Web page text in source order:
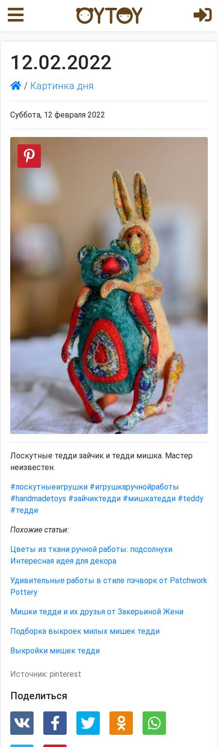
12.02.2022
/ Картинка дня
Суббота, 12 февраля 2022
Лоскутные тедди зайчик и тедди мишка. Мастер
неизвестен.
#лоскутныеигрушки #игрушкаручнойработы
#handmadetoys #зайчиктедди #мишкатедди #teddy
#тедди
Похожие статьи:
Цветы из ткани ручной работы: подсолнухи.
Интересная идея для декора
Удивительные работы в стиле пэчворк от Patchwork
Pottery
Мишки тедди и их друзья от Закерьиной Жени
Подборка выкроек милых мишек тедди
Выкройки мишек тедди
Источник: pinterest
Поделиться